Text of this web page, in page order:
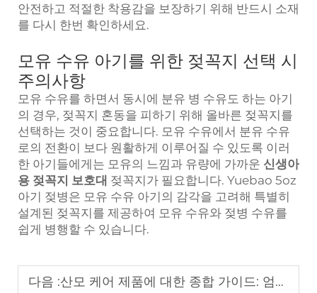
안전하고 적절한 착용감을 보장하기 위해 반드시 소재
를 다시 한번 확인하세요.
모유 수유 아기를 위한 젖꼭지 선택 시
주의사항
모유 수유를 하면서 동시에 분유 병 수유도 하는 아기
의 경우, 젖꼭지 혼동을 피하기 위해 올바른 젖꼭지를
선택하는 것이 중요합니다. 모유 수유에서 분유 수유
로의 전환이 보다 원활하게 이루어질 수 있도록 이러
한 아기들에게는 모유의 느낌과 유량에 가까운 신생아
용 젖꼭지 보호대 젖꼭지가 필요합니다. Yuebao 5oz
아기 젖병은 모유 수유 아기의 감각을 고려해 특별히
설계된 젖꼭지를 제공하여 모유 수유와 젖병 수유를
쉽게 병행할 수 있습니다.
다음 :산모 케어 제품에 대한 종합 가이드: 엄마를 돌보고, 아기를 돌보세요